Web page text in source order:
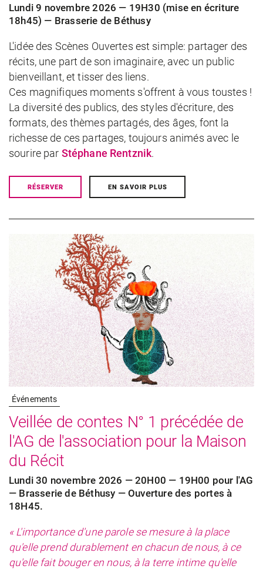
Lundi 9 novembre 2026 — 19H30 (mise en écriture
18h45) — Brasserie de Béthusy
L'idée des Scènes Ouvertes est simple: partager des
récits, une part de son imaginaire, avec un public
bienveillant, et tisser des liens.
Ces magnifiques moments s'offrent à vous toustes !
La diversité des publics, des styles d'écriture, des
formats, des thèmes partagés, des âges, font la
richesse de ces partages, toujours animés avec le
sourire par Stéphane Rentznik.
RÉSERVER EN SAVOIR PLUS
Événements
Veillée de contes N° 1 précédée de
l'AG de l'association pour la Maison
du Récit
Lundi 30 novembre 2026 — 20H00 — 19H00 pour l'AG
— Brasserie de Béthusy — Ouverture des portes à
18H45.
« L'importance d'une parole se mesure à la place
qu'elle prend durablement en chacun de nous, à ce
qu'elle fait bouger en nous, à la terre intime qu'elle